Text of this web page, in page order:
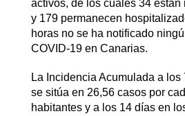
activos, de los cuales 34 están
y 179 permanecen
horas no se ha notificado
COVID-19 en Canarias.
La Incidencia Acumulada a
se sitúa en 26,56 casos por
habitantes y a los 14 días en